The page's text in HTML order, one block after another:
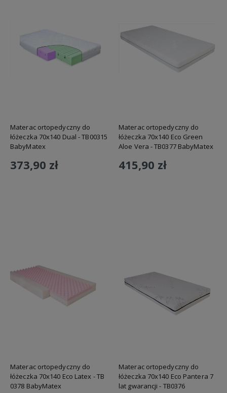
Materac ortopedyczny do
łóżeczka 70x140 Dual - TB00315
BabyMatex
373,90 zł
Materac ortopedyczny do
łóżeczka 70x140 Eco Green
Aloe Vera - TB0377 BabyMatex
415,90 zł
Materac ortopedyczny do
łóżeczka 70x140 Eco Latex - TB
0378 BabyMatex
Materac ortopedyczny do
łóżeczka 70x140 Eco Pantera 7
lat gwarancji - TB0376